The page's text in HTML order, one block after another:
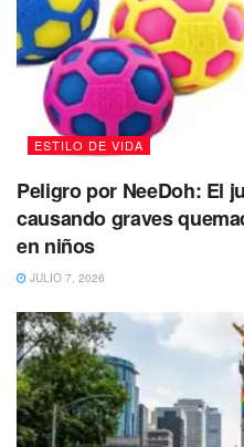
carta, manualidades,una
o un abrazo.Lo importante
mamá en su día.
Te puede interesar Leer
ESTILO DE VIDA
Peligro por NeeDoh: El
causando graves
en niños
JULIO 7, 2026